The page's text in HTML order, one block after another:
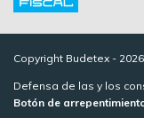
Copyright Budetex -
Defensa de las y los
Botón de